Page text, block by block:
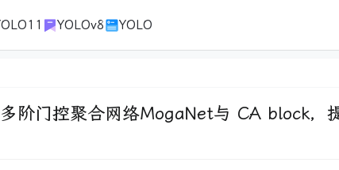
YOLOv8 YOLO
阶门控聚合网络MogaNet与 CA block，